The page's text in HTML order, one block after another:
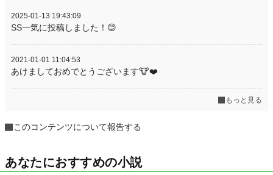
2025-01-13 19:43:09
SS一気に投稿しました！😊
2021-01-01 11:04:53
あけましておめでとうございます🐮❤️
もっと見る
このコンテンツについて報告する
あなたにおすすめの小説